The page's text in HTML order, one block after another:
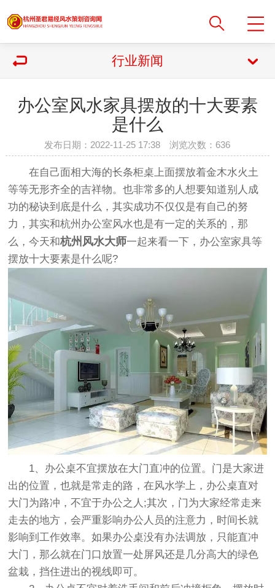
行业新闻
办公室风水家具摆放的十大要素
是什么
发布日期：2022-11-25 17:38 浏览次数： 636
在自己面相大海的长条柜桌上面摆放着金木水火土
等等无形齐全的吉祥物。也非常多的人想要知道别人成
功的秘诀到底是什么，其实成功不仅仅是有自己的努
力，其实和杭州办公室风水也是有一定的关系的，那
么，今天和杭州风水大师一起来看一下，办公室家具等
摆放十大要素是什么呢?
1、办公桌不宜摆放在大门直冲的位置。门是大家进
出的位置，也就是常走的路，在风水学上，办公桌直对
大门为路冲，不宜于办公之人;其次，门为大家经常走来
走去的地方，会严重影响办公人员的注意力，时间长就
影响到工作效率。如果办公桌没有办法调放，只能直冲
大门，那么就在门口放置一处屏风还是几分高大的绿色
盆栽，挡住进出的视线即可。